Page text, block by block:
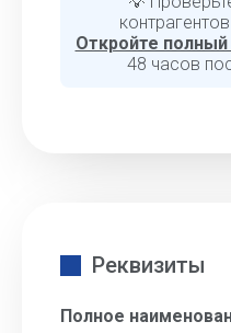
Откройте полный
48 часов
Реквизиты
Полное